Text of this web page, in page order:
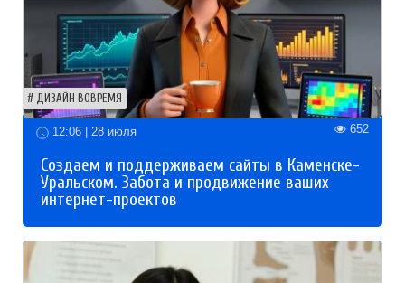
ДИЗАЙН ВОВРЕМЯ
12:06 | 28 июля 652
Создаем и поддерживаем сайты в Каменске-
Уральском. Забота и продвижение ваших
интернет-проектов